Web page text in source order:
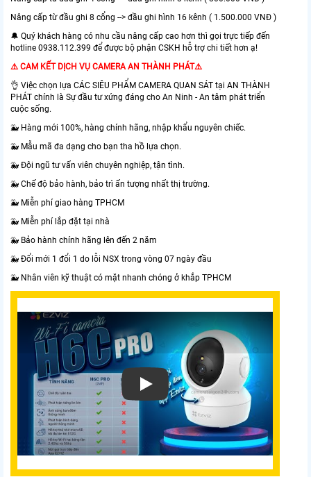
Nâng cấp từ đầu ghi 8 cổng --> đầu ghi hình 16 kênh ( 1.500.000 VNĐ )
🔔 Quý khách hàng có nhu cầu nâng cấp cao hơn thì gọi trực tiếp đến
hotline 0938.112.399 để được bộ phận CSKH hỗ trợ chi tiết hơn ạ!
⚠️ CAM KẾT DỊCH VỤ CAMERA AN THÀNH PHÁT⚠️
👌 Việc chọn lựa CÁC SIÊU PHẨM CAMERA QUAN SÁT tại AN THÀNH
PHÁT chính là Sự đầu tư xứng đáng cho An Ninh - An tâm phát triển
cuộc sống.
🐳 Hàng mới 100%, hàng chính hãng, nhập khẩu nguyên chiếc.
🐳 Mẫu mã đa dạng cho bạn tha hồ lựa chọn.
🐳 Đội ngũ tư vấn viên chuyên nghiệp, tận tình.
🐳 Chế độ bảo hành, bảo trì ấn tượng nhất thị trường.
🐳 Miễn phí giao hàng TPHCM
🐳 Miễn phí lắp đặt tại nhà
🐳 Bảo hành chính hãng lên đến 2 năm
🐳 Đổi mới 1 đổi 1 do lỗi NSX trong vòng 07 ngày đầu
🐳 Nhân viên kỹ thuật có mặt nhanh chóng ở khắp TPHCM